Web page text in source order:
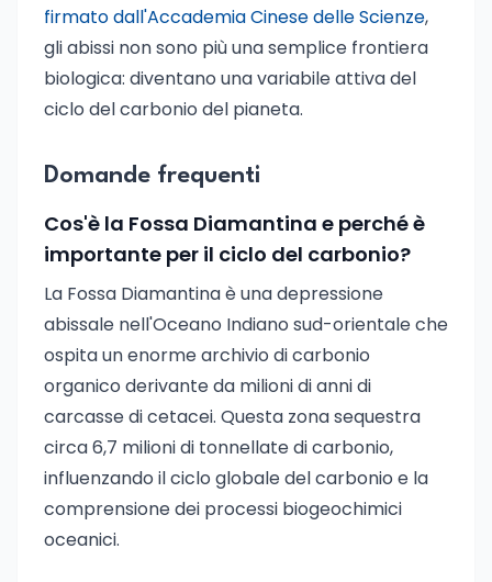
firmato dall'Accademia Cinese delle Scienze,
gli abissi non sono più una semplice frontiera
biologica: diventano una variabile attiva del
ciclo del carbonio del pianeta.
Domande frequenti
Cos'è la Fossa Diamantina e perché è
importante per il ciclo del carbonio?
La Fossa Diamantina è una depressione
abissale nell'Oceano Indiano sud-orientale che
ospita un enorme archivio di carbonio
organico derivante da milioni di anni di
carcasse di cetacei. Questa zona sequestra
circa 6,7 milioni di tonnellate di carbonio,
influenzando il ciclo globale del carbonio e la
comprensione dei processi biogeochimici
oceanici.